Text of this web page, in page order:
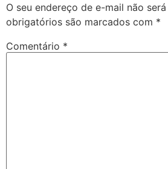
O seu endereço de e-mail não
obrigatórios são marcados com *
Comentário *